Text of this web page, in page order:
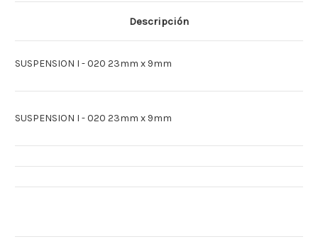
I
METAL
I
METAL
Descripción
SUSPENSION I - 020 23mm x 9mm
SUSPENSION I - 020 23mm x 9mm